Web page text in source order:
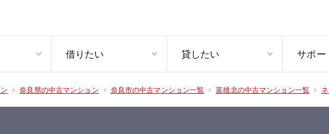
借りたい 貸したい サポー
奈良県の中古マンション 奈良市の中古マンション一覧 富雄北の中古マンション一覧